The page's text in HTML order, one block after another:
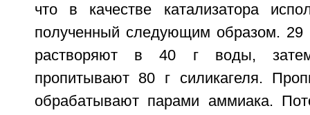
что в качестве катализатора
полученный следующим образом. 29
растворяют в 40 г воды,
пропитывают 80 г силикагеля.
обрабатывают парами аммиака.